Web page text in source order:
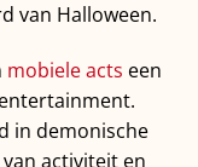
van Halloween.
mobiele acts een
in demonische
activiteit en